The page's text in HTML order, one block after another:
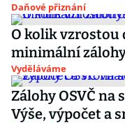
Daňové přiznání
O kolik vzrostou
minimální
Vyděláváme
Zálohy OSVČ
Výše, výpočet a